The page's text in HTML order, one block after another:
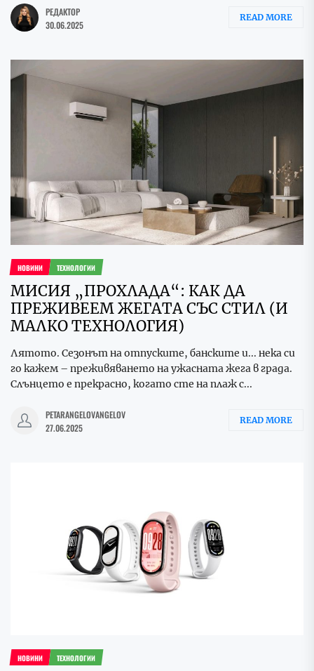
РЕДАКТОР
30.06.2025
READ MORE
НОВИНИ ТЕХНОЛОГИИ
МИСИЯ „ПРОХЛАДА“: КАК ДА
ПРЕЖИВЕЕМ ЖЕГАТА СЪС СТИЛ (И
МАЛКО ТЕХНОЛОГИЯ)
Лятото. Сезонът на отпуските, банските и... нека си
го кажем – преживяването на ужасната жега в града.
Слънцето е прекрасно, когато сте на плаж с...
PETARANGELOVANGELOV
27.06.2025
READ MORE
НОВИНИ ТЕХНОЛОГИИ